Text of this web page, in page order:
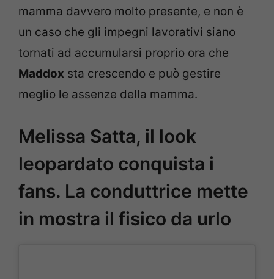
mamma davvero molto presente, e non è
un caso che gli impegni lavorativi siano
tornati ad accumularsi proprio ora che
Maddox sta crescendo e può gestire
meglio le assenze della mamma.
Melissa Satta, il look
leopardato conquista i
fans. La conduttrice mette
in mostra il fisico da urlo